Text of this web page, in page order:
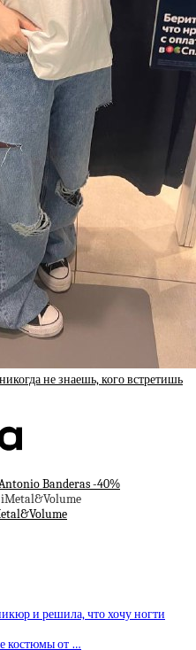
не знаешь, кого встретишь
Banderas -40%
и решила, что хочу ногти
костюмы от …